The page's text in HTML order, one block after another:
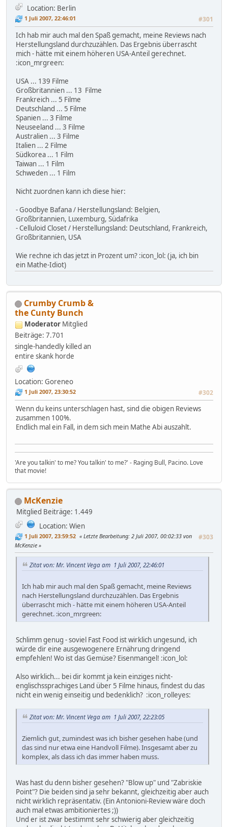
Location: Berlin
1 Juli 2007, 22:46:01 #301
Ich hab mir auch mal den Spaß gemacht, meine Reviews nach
Herstellungsland durchzuzählen. Das Ergebnis überrascht
mich - hätte mit einem höheren USA-Anteil gerechnet.
:icon_mrgreen:
USA ... 139 Filme
Großbritannien ... 13 Filme
Frankreich ... 5 Filme
Deutschland ... 5 Filme
Spanien ... 3 Filme
Neuseeland ... 3 Filme
Australien ... 3 Filme
Italien ... 2 Filme
Südkorea ... 1 Film
Taiwan ... 1 Film
Schweden ... 1 Film
Nicht zuordnen kann ich diese hier:
- Goodbye Bafana / Herstellungsland: Belgien,
Großbritannien, Luxemburg, Südafrika
- Celluloid Closet / Herstellungsland: Deutschland, Frankreich,
Großbritannien, USA
Wie rechne ich das jetzt in Prozent um? :icon_lol: (ja, ich bin
ein Mathe-Idiot)
Crumby Crumb &
the Cunty Bunch
Moderator Mitglied
Beiträge: 7.701
single-handedly killed an
entire skank horde
Location: Goreneo
1 Juli 2007, 23:30:52 #302
Wenn du keins unterschlagen hast, sind die obigen Reviews
zusammen 100%.
Endlich mal ein Fall, in dem sich mein Mathe Abi auszahlt.
'Are you talkin' to me? You talkin' to me?' - Raging Bull, Pacino. Love
that movie!
McKenzie
Mitglied Beiträge: 1.449
Location: Wien
1 Juli 2007, 23:59:52 #303
Letzte Bearbeitung: 2 Juli 2007, 00:02:33 von
McKenzie
Zitat von: Mr. Vincent Vega am 1 Juli 2007, 22:46:01
Ich hab mir auch mal den Spaß gemacht, meine Reviews
nach Herstellungsland durchzuzählen. Das Ergebnis
überrascht mich - hätte mit einem höheren USA-Anteil
gerechnet. :icon_mrgreen:
Schlimm genug - soviel Fast Food ist wirklich ungesund, ich
würde dir eine ausgewogenere Ernährung dringend
empfehlen! Wo ist das Gemüse? Eisenmangel! :icon_lol:
Also wirklich... bei dir kommt ja kein einziges nicht-
englischssprachiges Land über 5 Filme hinaus, findest du das
nicht ein wenig einseitig und bedenklich? :icon_rolleyes:
Zitat von: Mr. Vincent Vega am 1 Juli 2007, 22:23:05
Ziemlich gut, zumindest was ich bisher gesehen habe (und
das sind nur etwa eine Handvoll Filme). Insgesamt aber zu
komplex, als dass ich das immer haben muss.
Was hast du denn bisher gesehen? "Blow up" und "Zabriskie
Point"? Die beiden sind ja sehr bekannt, gleichzeitig aber auch
nicht wirklich repräsentativ. (Ein Antonioni-Review wäre doch
auch mal etwas ambitioniertes ;))
Und er ist zwar bestimmt sehr schwierig aber gleichzeitig